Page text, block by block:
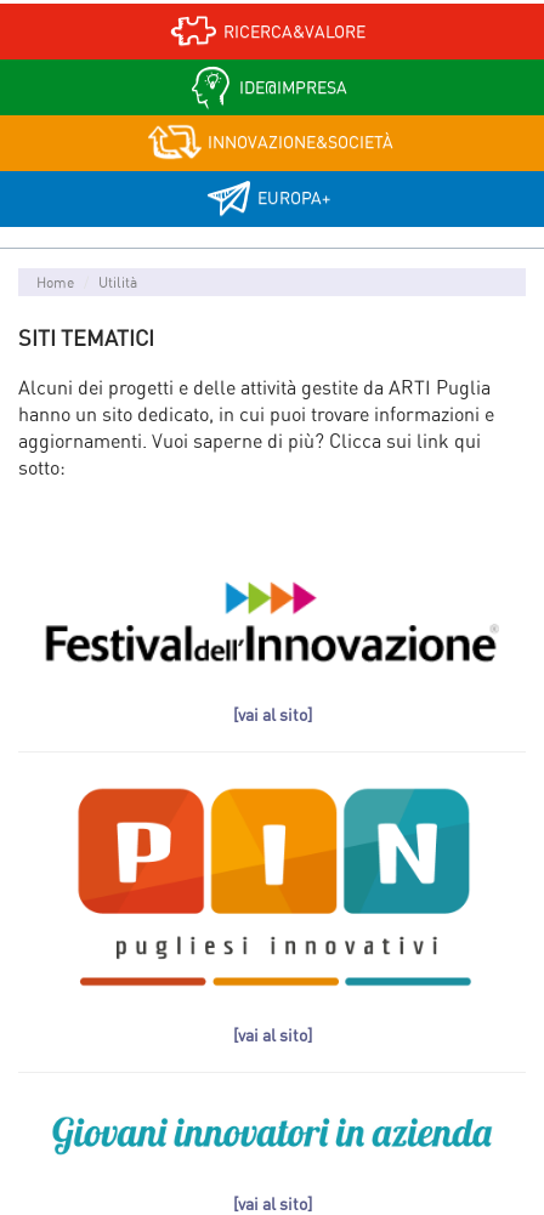
RICERCA&VALORE
IDE@IMPRESA
INNOVAZIONE&SOCIETÀ
EUROPA+
Home Utilità
SITI TEMATICI
Alcuni dei progetti e delle attività gestite da ARTI Puglia
hanno un sito dedicato, in cui puoi trovare informazioni e
aggiornamenti. Vuoi saperne di più? Clicca sui link qui
sotto:
[vai al sito]
[vai al sito]
[vai al sito]